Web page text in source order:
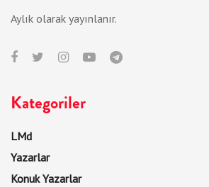
Aylık olarak yayınlanır.
Kategoriler
LMd
Yazarlar
Konuk Yazarlar